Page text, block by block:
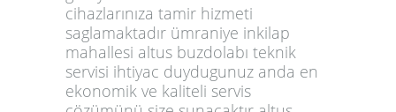
cihazlarınıza tamir hizmeti
saglamaktadır ümraniye inkilap
mahallesi altus buzdolabı teknik
servisi ihtiyac duydugunuz anda en
ekonomik ve kaliteli servis